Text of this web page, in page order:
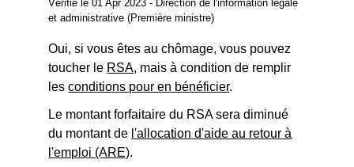
Vérifié le 01 Apr 2023 - Direction de l'information légale
et administrative (Première ministre)
Oui, si vous êtes au chômage, vous pouvez
toucher le RSA, mais à condition de remplir
lesconditions pour en bénéficier.
Le montant forfaitaire du RSA sera diminué
du montant de l'allocation d'aide au retour à
l'emploi (ARE).